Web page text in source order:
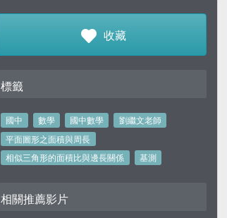
收藏
標籤
國中 數學 國中數學
劉繼文老師
平面圖形之面積與周長
相似三角形的面積比與邊長關係
基測
相關推薦影片